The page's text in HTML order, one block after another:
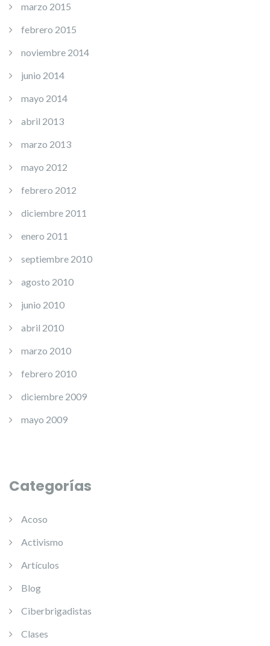
marzo 2015
febrero 2015
noviembre 2014
junio 2014
mayo 2014
abril 2013
marzo 2013
mayo 2012
febrero 2012
diciembre 2011
enero 2011
septiembre 2010
agosto 2010
junio 2010
abril 2010
marzo 2010
febrero 2010
diciembre 2009
mayo 2009
Categorías
Acoso
Activismo
Artículos
Blog
Ciberbrigadistas
Clases